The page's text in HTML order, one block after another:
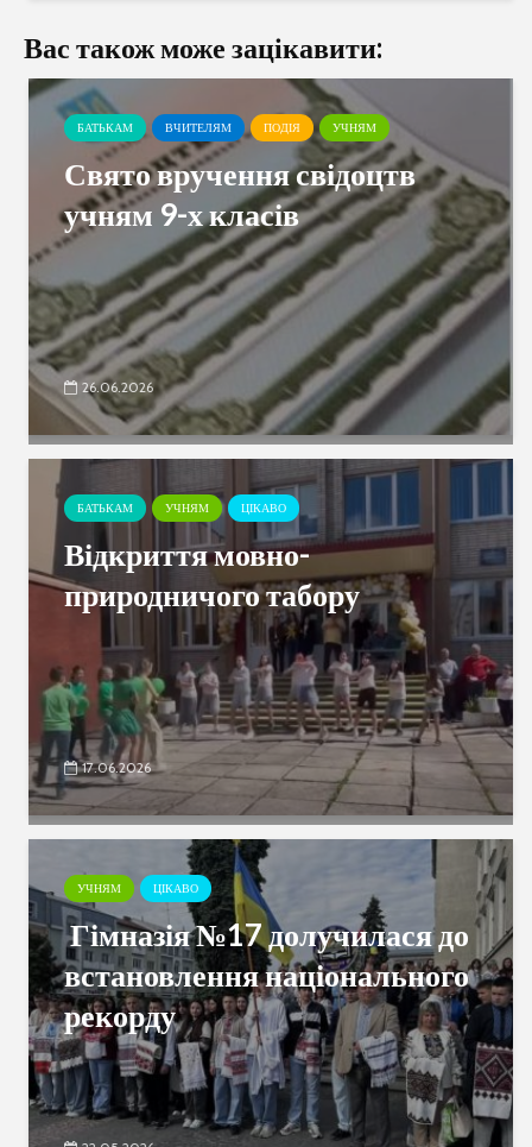
Вас також може зацікавити:
БАТЬКАМ ВЧИТЕЛЯМ ПОДІЯ УЧНЯМ
Свято вручення свідоцтв
учням 9-х класів
26.06.2026
БАТЬКАМ УЧНЯМ ЦІКАВО
Відкриття мовно-
природничого табору
17.06.2026
УЧНЯМ ЦІКАВО
Гімназія №17 долучилася до
встановлення національного
рекорду